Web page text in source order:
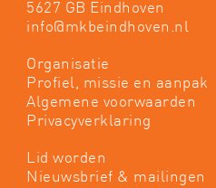
5627 GB Eindhoven
info@mkbeindhoven.nl
Organisatie
Profiel, missie en aanpak
Algemene voorwaarden
Privacyverklaring
Lid worden
Nieuwsbrief & mailingen